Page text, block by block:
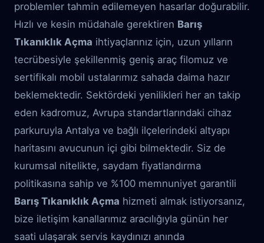
problemler tahmin edilemeyen hasarlar doğurabilir.
Hızlı ve kesin müdahale gerektiren Barış
Tıkanıklık Açma ihtiyaçlarınız için, uzun yılların
tecrübesiyle şekillenmiş geniş araç filomuz ve
sertifikalı mobil ustalarımız sahada daima hazır
beklemektedir. Sektördeki yenilikleri her an takip
eden kadromuz, Avrupa standartlarındaki cihaz
parkuruyla Antalya ve bağlı ilçelerindeki altyapı
haritasını avucunun içi gibi bilmektedir. Siz de
kurumsal nitelikte, saydam fiyatlandırma
politikasına sahip ve %100 memnuniyet garantili
Barış Tıkanıklık Açma hizmeti almak istiyorsanız,
bize iletişim kanallarımız aracılığıyla günün her
saati ulaşarak servis kaydınızı anında